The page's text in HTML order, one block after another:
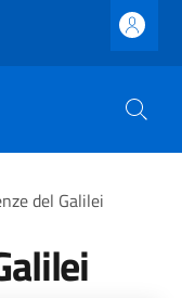
del Galilei